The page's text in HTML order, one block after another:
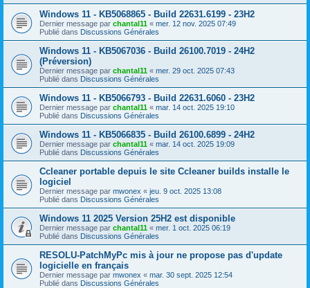
Windows 11 - KB5068865 - Build 22631.6199 - 23H2
Dernier message par chantal11 « mer. 12 nov. 2025 07:49
Publié dans Discussions Générales
Windows 11 - KB5067036 - Build 26100.7019 - 24H2
(Préversion)
Dernier message par chantal11 « mer. 29 oct. 2025 07:43
Publié dans Discussions Générales
Windows 11 - KB5066793 - Build 22631.6060 - 23H2
Dernier message par chantal11 « mar. 14 oct. 2025 19:10
Publié dans Discussions Générales
Windows 11 - KB5066835 - Build 26100.6899 - 24H2
Dernier message par chantal11 « mar. 14 oct. 2025 19:09
Publié dans Discussions Générales
Ccleaner portable depuis le site Ccleaner builds installe le
logiciel
Dernier message par mwonex « jeu. 9 oct. 2025 13:08
Publié dans Discussions Générales
Windows 11 2025 Version 25H2 est disponible
Dernier message par chantal11 « mer. 1 oct. 2025 06:19
Publié dans Discussions Générales
RESOLU-PatchMyPc mis à jour ne propose pas d'update
logicielle en français
Dernier message par mwonex « mar. 30 sept. 2025 12:54
Publié dans Discussions Générales